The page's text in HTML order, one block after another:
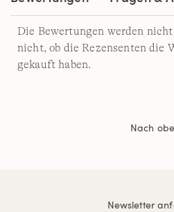
Die Bewertungen werden
nicht, ob die Rezensenten die
gekauft haben.
Nach
Newsletter